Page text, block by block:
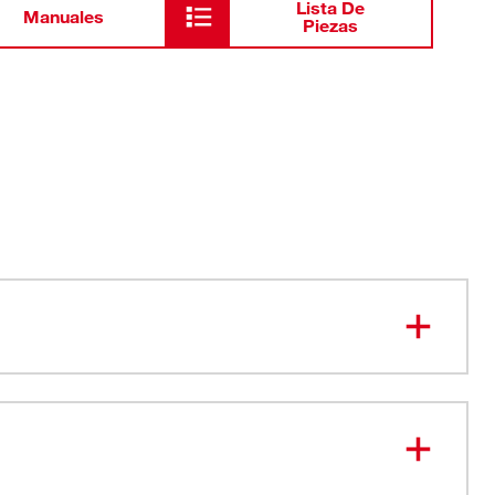
Manuales
Lista De
Piezas